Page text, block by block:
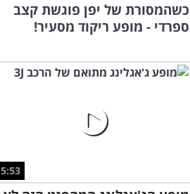
כשהמסורת של יפן פוגשת קצב
ספרדי - מופע ריקוד מסעיר!
5:53